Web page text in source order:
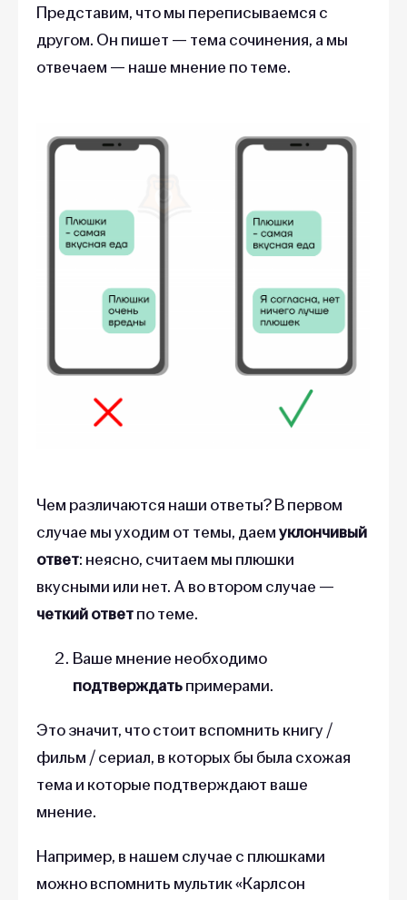
Представим, что мы переписываемся с
другом. Он пишет — тема сочинения, а мы
отвечаем — наше мнение по теме.
Чем различаются наши ответы? В первом
случае мы уходим от темы, даемуклончивый
ответ: неясно, считаем мы плюшки
вкусными или нет. А во втором случае —
четкий ответпо теме.
Ваше мнение необходимо
подтверждатьпримерами.
Это значит, что стоит вспомнить книгу /
фильм / сериал, в которых бы была схожая
тема и которые подтверждают ваше
мнение.
Например, в нашем случае с плюшками
можно вспомнить мультик «Карлсон